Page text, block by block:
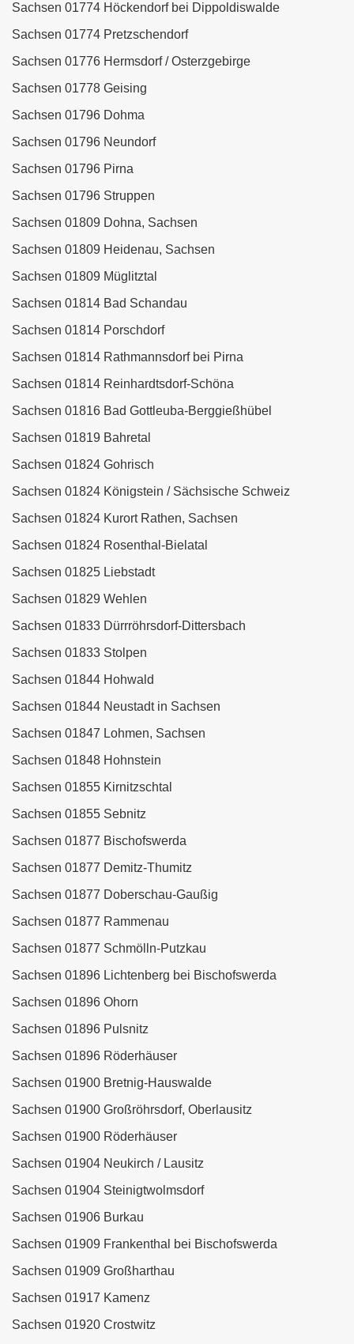
Sachsen 01774 Höckendorf bei Dippoldiswalde
Sachsen 01774 Pretzschendorf
Sachsen 01776 Hermsdorf / Osterzgebirge
Sachsen 01778 Geising
Sachsen 01796 Dohma
Sachsen 01796 Neundorf
Sachsen 01796 Pirna
Sachsen 01796 Struppen
Sachsen 01809 Dohna, Sachsen
Sachsen 01809 Heidenau, Sachsen
Sachsen 01809 Müglitztal
Sachsen 01814 Bad Schandau
Sachsen 01814 Porschdorf
Sachsen 01814 Rathmannsdorf bei Pirna
Sachsen 01814 Reinhardtsdorf-Schöna
Sachsen 01816 Bad Gottleuba-Berggießhübel
Sachsen 01819 Bahretal
Sachsen 01824 Gohrisch
Sachsen 01824 Königstein / Sächsische Schweiz
Sachsen 01824 Kurort Rathen, Sachsen
Sachsen 01824 Rosenthal-Bielatal
Sachsen 01825 Liebstadt
Sachsen 01829 Wehlen
Sachsen 01833 Dürrröhrsdorf-Dittersbach
Sachsen 01833 Stolpen
Sachsen 01844 Hohwald
Sachsen 01844 Neustadt in Sachsen
Sachsen 01847 Lohmen, Sachsen
Sachsen 01848 Hohnstein
Sachsen 01855 Kirnitzschtal
Sachsen 01855 Sebnitz
Sachsen 01877 Bischofswerda
Sachsen 01877 Demitz-Thumitz
Sachsen 01877 Doberschau-Gaußig
Sachsen 01877 Rammenau
Sachsen 01877 Schmölln-Putzkau
Sachsen 01896 Lichtenberg bei Bischofswerda
Sachsen 01896 Ohorn
Sachsen 01896 Pulsnitz
Sachsen 01896 Röderhäuser
Sachsen 01900 Bretnig-Hauswalde
Sachsen 01900 Großröhrsdorf, Oberlausitz
Sachsen 01900 Röderhäuser
Sachsen 01904 Neukirch / Lausitz
Sachsen 01904 Steinigtwolmsdorf
Sachsen 01906 Burkau
Sachsen 01909 Frankenthal bei Bischofswerda
Sachsen 01909 Großharthau
Sachsen 01917 Kamenz
Sachsen 01920 Crostwitz